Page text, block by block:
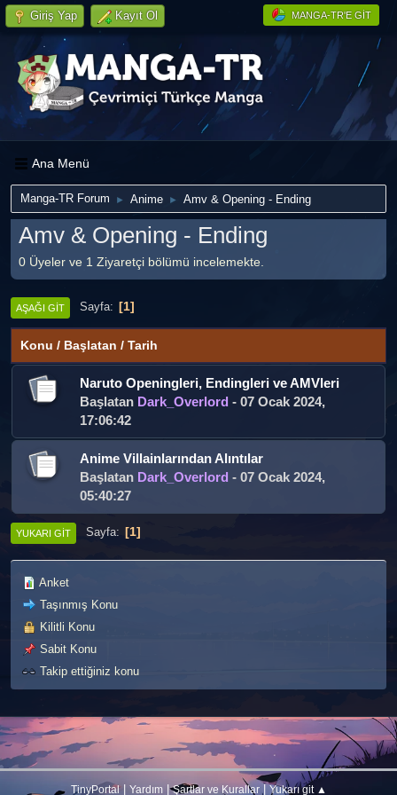
MANGA-TR'E GIT
Giriş Yap Kayıt Ol
Ana Menü
Manga-TR Forum ► Anime ► Amv & Opening - Ending
Amv & Opening - Ending
0 Üyeler ve 1 Ziyaretçi bölümü incelemekte.
AŞAĞI GIT Sayfa 1
Konu / Başlatan / Tarih
Naruto Openingleri, Endingleri ve AMVleri
Başlatan Dark_Overlord - 07 Ocak 2024,
17:06:42
Anime Villainlarından Alıntılar
Başlatan Dark_Overlord - 07 Ocak 2024,
05:40:27
YUKARI GIT Sayfa 1
Anket
Taşınmış Konu
Kilitli Konu
Sabit Konu
Takip ettiğiniz konu
TinyPortal| Yardım |Şartlar ve Kurallar| Yukarı git ▲